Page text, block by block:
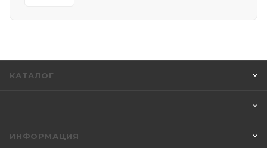
КАТАЛОГ
ИНФОРМАЦИЯ